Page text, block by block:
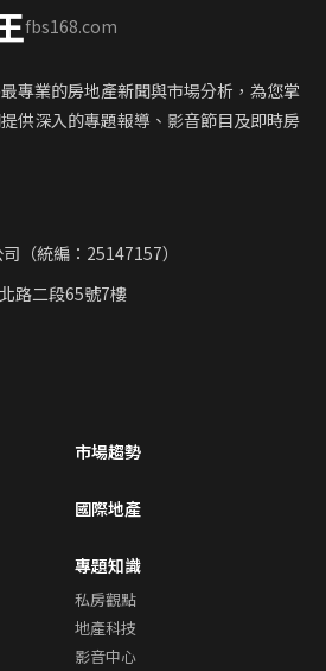
fbs168.com
專業的房地產新聞與市場分析，為您掌
供深入的專題報導、影音節目及即時房
（統編：25147157）
路二段65號7樓
市場趨勢
國際地產
專題知識
私房觀點
地產科技
影音中心